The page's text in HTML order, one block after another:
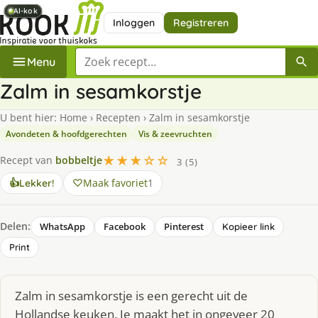
Inloggen Registreren
Menu Zoek een recept
Zalm in sesamkorstje
U bent hier: Home › Recepten › Zalm in sesamkorstje
Avondeten & hoofdgerechten Vis & zeevruchten
Recept van bobbeltje★★★☆☆
3 (5)
👍Lekker! Maak favoriet1
Delen: WhatsApp Facebook Pinterest
Kopieer link
Print
Zalm in sesamkorstje is een gerecht uit de
Hollandse keuken. Je maakt het in ongeveer 20
AI-kok
AI-kok
AI-kok
AI-kok
AI-kok
AI-kok
AI-kok
AI-kok